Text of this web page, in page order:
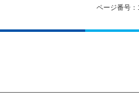
ページ番号